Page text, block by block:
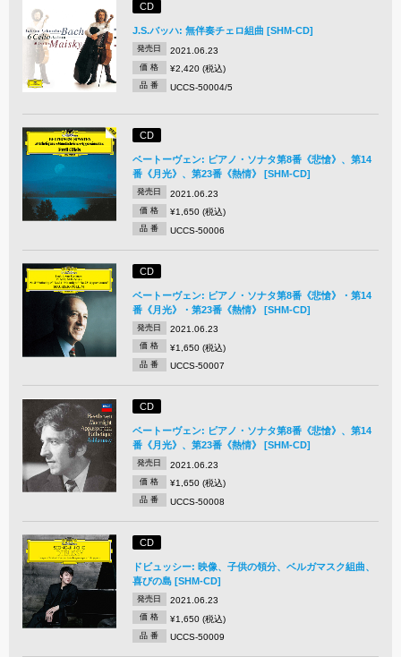
CD
J.S.バッハ: 無伴奏チェロ組曲 [SHM-CD]
発売日 2021.06.23
価 格 ¥2,420 (税込)
品 番 UCCS-50004/5
CD
ベートーヴェン: ピアノ・ソナタ第8番《悲愴》、第14
番《月光》、第23番《熱情》 [SHM-CD]
発売日 2021.06.23
価 格 ¥1,650 (税込)
品 番 UCCS-50006
CD
ベートーヴェン: ピアノ・ソナタ第8番《悲愴》・第14
番《月光》・第23番《熱情》 [SHM-CD]
発売日 2021.06.23
価 格 ¥1,650 (税込)
品 番 UCCS-50007
CD
ベートーヴェン: ピアノ・ソナタ第8番《悲愴》、第14
番《月光》、第23番《熱情》 [SHM-CD]
発売日 2021.06.23
価 格 ¥1,650 (税込)
品 番 UCCS-50008
CD
ドビュッシー: 映像、子供の領分、ベルガマスク組曲、
喜びの島 [SHM-CD]
発売日 2021.06.23
価 格 ¥1,650 (税込)
品 番 UCCS-50009